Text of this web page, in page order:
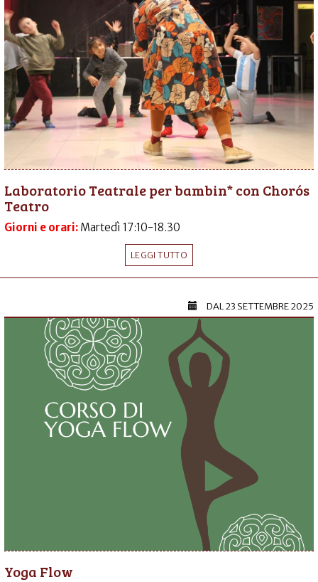
Laboratorio Teatrale per bambin* con Chorós
Teatro
Giorni e orari: Martedì 17:10-18.30
LEGGI TUTTO
DAL23 SETTEMBRE 2025
Yoga Flow